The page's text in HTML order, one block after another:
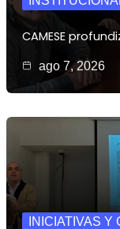
CAMESE
ago 7, 2026
INICIATIVAS Y